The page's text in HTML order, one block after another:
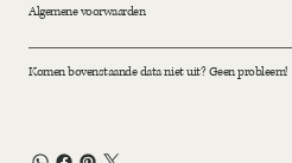
Algemene voorwaarden
Komen bovenstaande data niet uit? Geen probleem!